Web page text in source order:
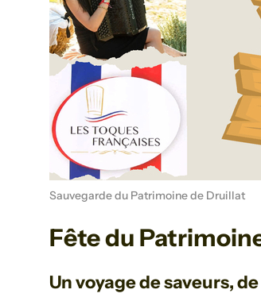
Sauvegarde du Patrimoine de Druillat
Fête du
Un voyage de saveurs,